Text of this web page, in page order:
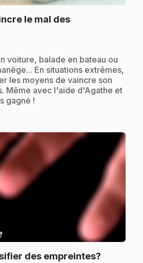
le mal des
voiture, balade en bateau ou
En situations extrêmes,
les moyens de vaincre son
Même avec l'aide d'Agathe et
gagné !
des empreintes?